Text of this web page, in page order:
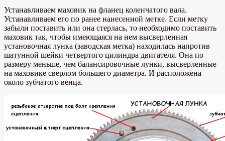
Устанавливаем маховик на фланец коленчатого вала.
Устанавливаем его по ранее нанесенной метке. Если метку
забыли поставить или она стерлась, то необходимо поставить
маховик так, чтобы имеющаяся на нем высверленная
установочная лунка (заводская метка) находилась напротив
шатунной шейки четвертого цилиндра двигателя. Она по
размеру меньше, чем балансировочные лунки, высверленные
на маховике сверлом большего диаметра. И расположена
около зубчатого венца.